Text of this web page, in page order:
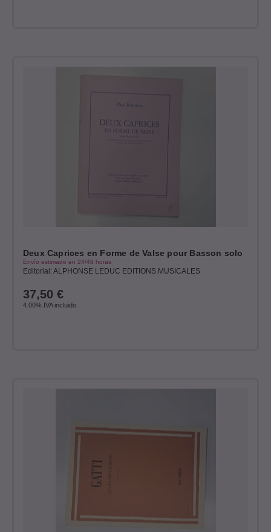
Deux Caprices en Forme de Valse pour Basson solo
Envío estimado en 24/48 horas
Editorial: ALPHONSE LEDUC EDITIONS MUSICALES
37,50 €
4.00% IVA incluido